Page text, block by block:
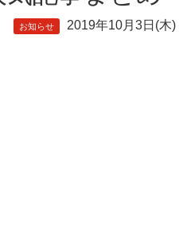
お知らせ 2019年10月3日(木)